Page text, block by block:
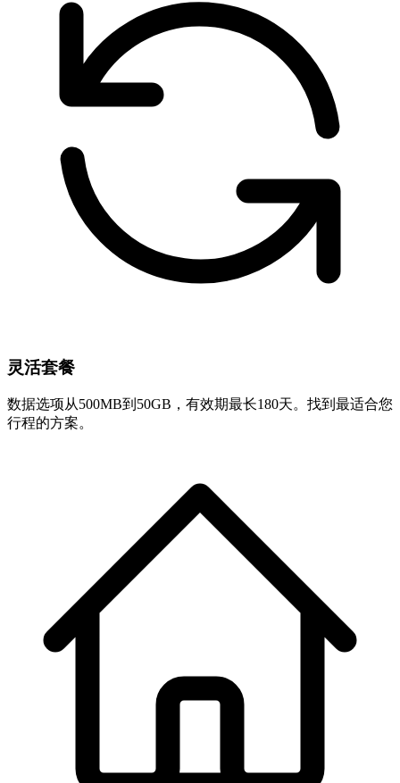
灵活套餐
数据选项从500MB到50GB，有效期最长180天。找到最适合您
行程的方案。